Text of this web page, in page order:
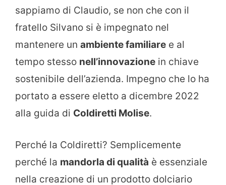
sappiamo di Claudio, se non che con il
fratello Silvano si è impegnato nel
mantenere un ambiente familiare e al
tempo stesso nell’innovazione in chiave
sostenibile dell’azienda. Impegno che lo ha
portato a essere eletto a dicembre 2022
alla guida di Coldiretti Molise.
Perché la Coldiretti? Semplicemente
perché la mandorla di qualità è essenziale
nella creazione di un prodotto dolciario